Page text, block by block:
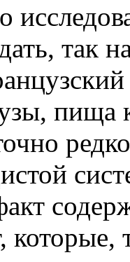
так
пища